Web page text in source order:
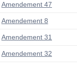
Amendement 47
Amendement 8
Amendement 31
Amendement 32